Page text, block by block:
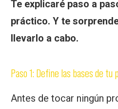
Te explicaré paso a
práctico. Y te
llevarlo a cabo.
Paso 1: Define las bases de tu
Antes de tocar ningún